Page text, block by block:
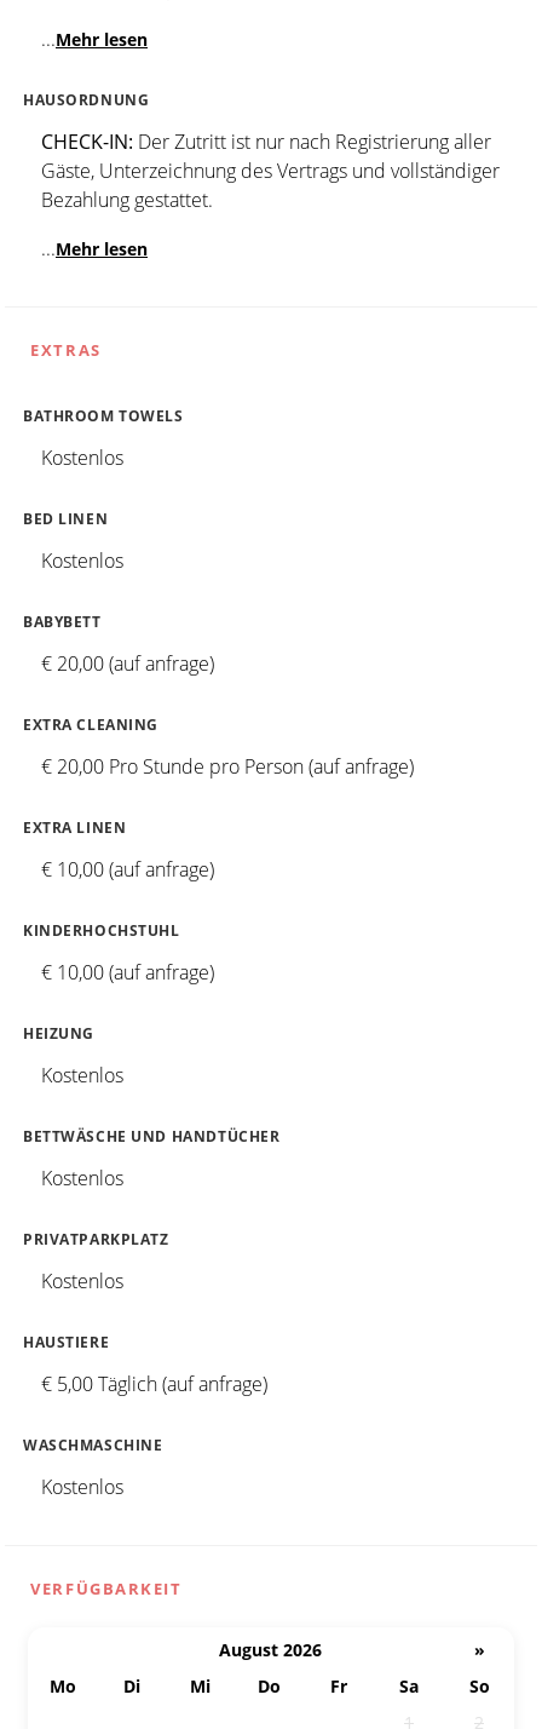
...Mehr lesen
HAUSORDNUNG
CHECK-IN: Der Zutritt ist nur nach Registrierung aller
Gäste, Unterzeichnung des Vertrags und vollständiger
Bezahlung gestattet.
...Mehr lesen
EXTRAS
BATHROOM TOWELS
Kostenlos
BED LINEN
Kostenlos
BABYBETT
€ 20,00 (auf anfrage)
EXTRA CLEANING
€ 20,00 Pro Stunde pro Person (auf anfrage)
EXTRA LINEN
€ 10,00 (auf anfrage)
KINDERHOCHSTUHL
€ 10,00 (auf anfrage)
HEIZUNG
Kostenlos
BETTWÄSCHE UND HANDTÜCHER
Kostenlos
PRIVATPARKPLATZ
Kostenlos
HAUSTIERE
€ 5,00 Täglich (auf anfrage)
WASCHMASCHINE
Kostenlos
VERFÜGBARKEIT
August 2026
»
Mo
Di Mi Do Fr Sa
So
1
2